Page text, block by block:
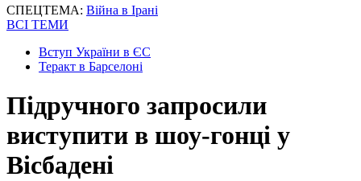
СПЕЦТЕМА: Війна в Ірані
ВСІ ТЕМИ
Вступ України в ЄС
Теракт в Барселоні
Підручного запросили
виступити в шоу-гонці у
Вісбадені